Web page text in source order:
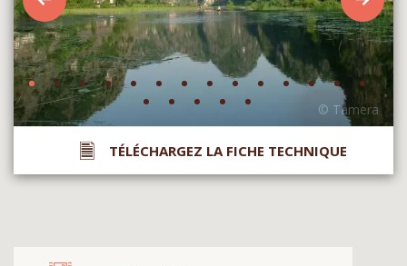
TÉLÉCHARGEZ LA FICHE TECHNIQUE